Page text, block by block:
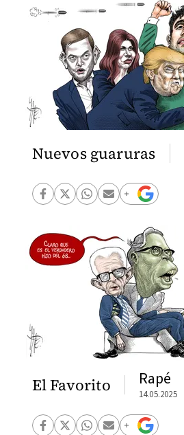
Nuevos guaruras
El Favorito Rapé
14.05.2025